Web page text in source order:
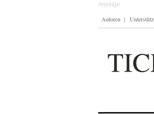
Autoren